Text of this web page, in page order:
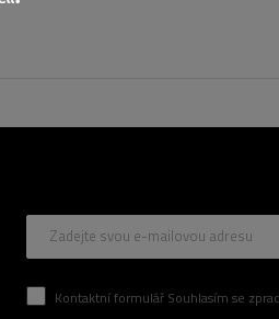
Zadejte svou e-mailovou adresu
Kontaktní formulář Souhlasím se zpracováním svých